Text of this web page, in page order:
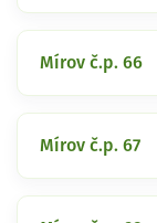
Mírov č.p. 66
Mírov č.p. 67